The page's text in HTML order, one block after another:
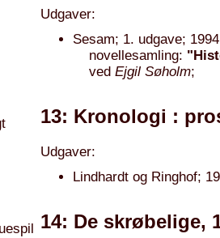
Udgaver:
Sesam; 1. udgave;
novellesamling:
ved Ejgil Søholm;
13: Kronologi :
Udgaver:
Lindhardt og Ringhof;
14: De skrøbelige,